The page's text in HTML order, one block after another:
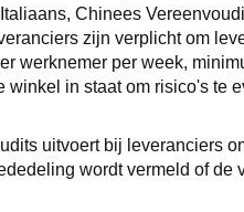
Chinees
zijn verplicht om
werknemer per week,
in staat om risico's te
uitvoert bij leveranciers
wordt vermeld of